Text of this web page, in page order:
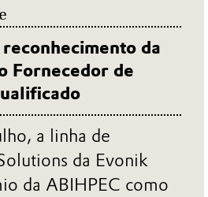
da
Fornecedor de
a linha de
da Evonik
da ABIHPEC como